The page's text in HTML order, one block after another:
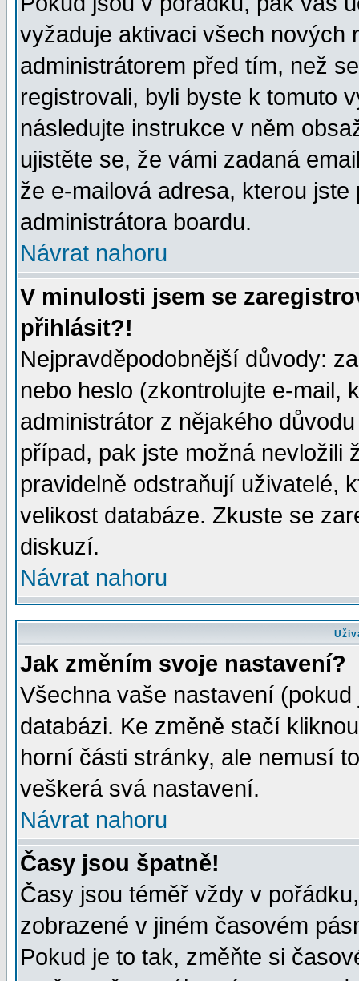
vyžaduje aktivaci všech nových
administrátorem před tím, než
registrovali, byli byste k tomuto
následujte instrukce v něm
ujistěte se, že vámi zadaná
že e-mailová adresa, kterou
administrátora boardu.
Návrat nahoru
V minulosti jsem se
přihlásit?!
Nejpravděpodobnější důvody:
nebo heslo (zkontrolujte e-mail,
administrátor z nějakého
případ, pak jste možná nevložili
pravidelně odstraňují uživatelé,
velikost databáze. Zkuste se
diskuzí.
Návrat nahoru
Jak změním svoje nastavení?
Všechna vaše nastavení
databázi. Ke změně stačí
horní části stránky, ale nemusí
veškerá svá nastavení.
Návrat nahoru
Časy jsou špatně!
Časy jsou téměř vždy v
zobrazené v jiném časovém
Pokud je to tak, změňte si